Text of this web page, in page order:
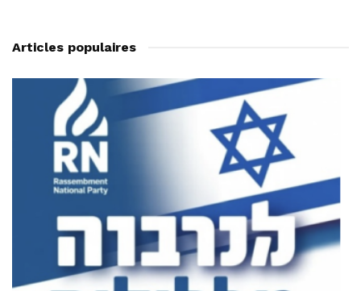
Articles populaires